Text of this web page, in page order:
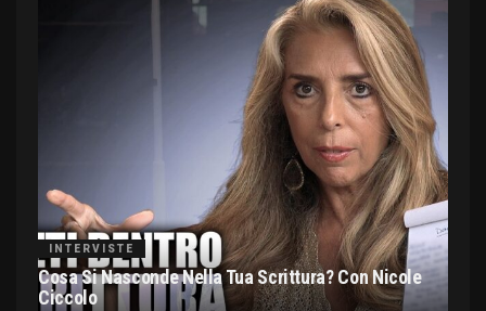
INTERVISTE
Cosa Si Nasconde Nella Tua Scrittura? Con Nicole
Ciccolo